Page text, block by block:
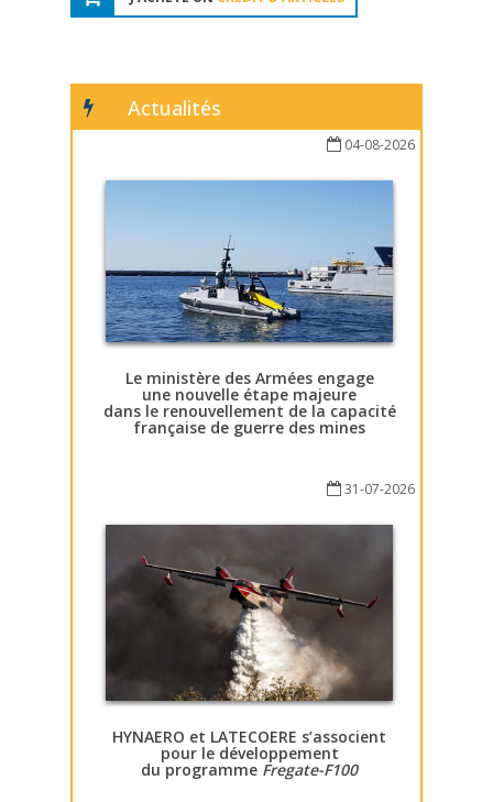
Actualités
04-08-2026
Le ministère des Armées engage
une nouvelle étape majeure
dans le renouvellement de la capacité
française de guerre des mines
31-07-2026
HYNAERO et LATECOERE s’associent
pour le développement
du programme Fregate-F100